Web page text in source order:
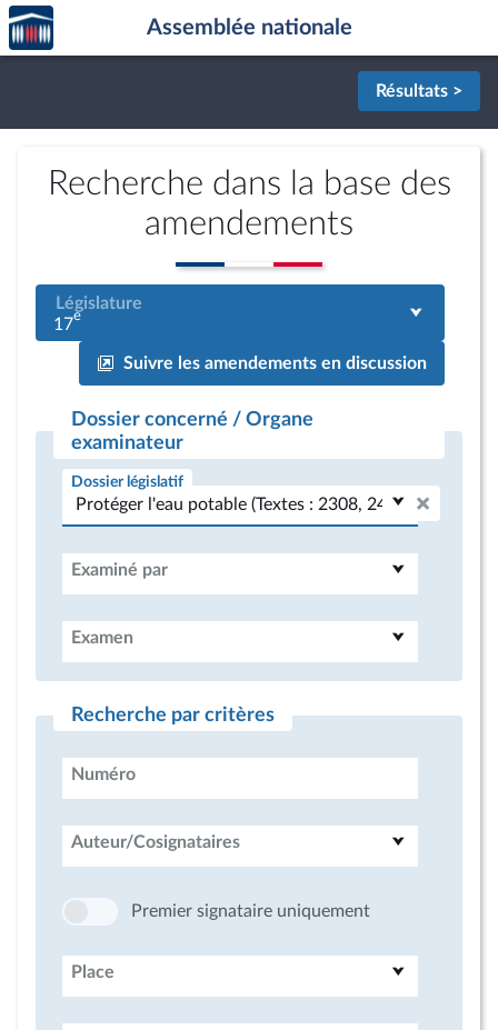
Aller au contenu
Aller en bas de la page
Accèder
à la
page
Assemblée nationale
Résultats >
Recherche dans la base des
amendements
Législature
17e
Suivre les amendements en discussion
Dossier concerné / Organe
examinateur
Dossier législatif
Examiné par
Examen
Recherche par critères
Numéro
Auteur/Cosignataires
Premier signataire uniquement
Place